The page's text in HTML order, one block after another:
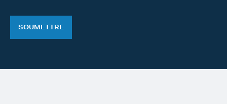
SOUMETTRE